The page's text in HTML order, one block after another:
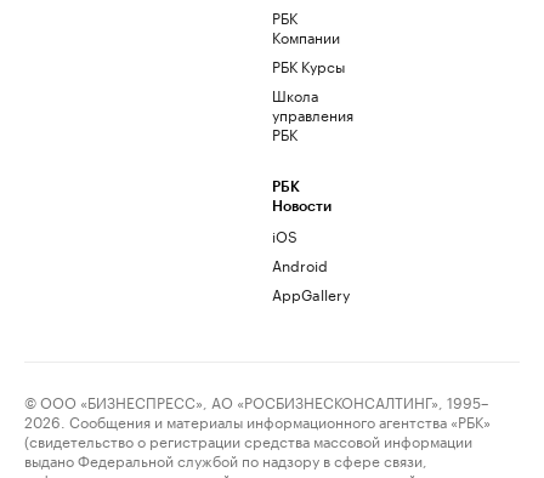
РБК
Компании
РБК Курсы
Школа
управления
РБК
РБК
Новости
iOS
Android
AppGallery
© ООО «БИЗНЕСПРЕСС», АО «РОСБИЗНЕСКОНСАЛТИНГ», 1995–
2026. Сообщения и материалы информационного агентства «РБК»
(свидетельство о регистрации средства массовой информации
выдано Федеральной службой по надзору в сфере связи,